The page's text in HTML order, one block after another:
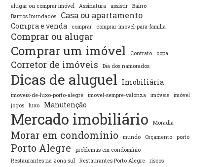
alugar ou comprar imóvel Assinatura assistir
Bairro
Bairros Inundados
Casa ou apartamento
Compra e venda comprar comprar-imovel-para-familia
Comprar ou alugar
Comprar um imóvel Contrato copa
Corretor de imóveis Dia dos namorados
Dicas de aluguel Imobiliária
imoveis-de-luxo-porto-alegre imovel-sempre-valoriza imóveis
imóvel
jogos
luxo Manutenção
Mercado imobiliário Moradia
Morar em condomínio mundo Orçamento porto
Porto Alegre
problemas em condomínio
Restaurantes na zona sul
Restaurantes Porto Alegre
riscos